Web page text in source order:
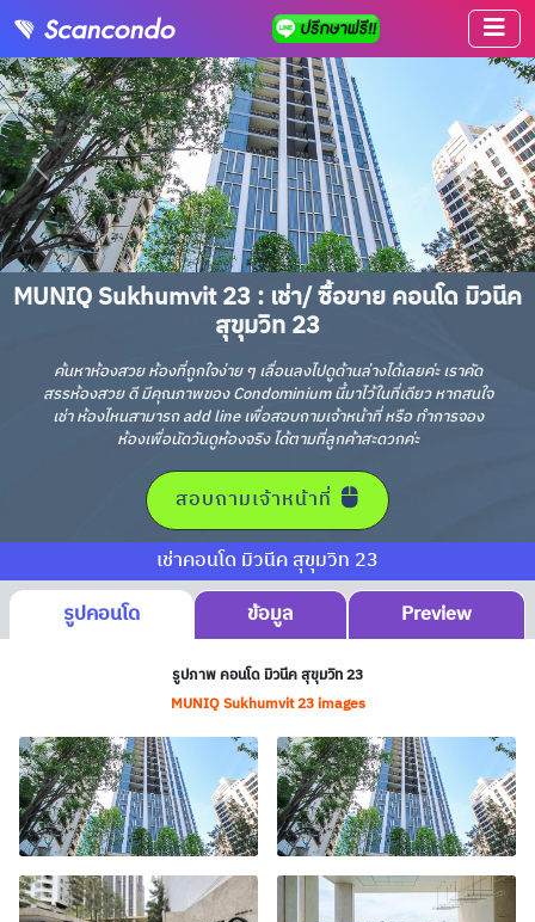
MUNIQ Sukhumvit 23 : เช่า/ ซื้อขาย คอนโด มิวนีค
สุขุมวิท 23
ค้นหาห้องสวย ห้องที่ถูกใจง่าย ๆ เลื่อนลงไปดูด้านล่างได้เลยค่ะ เราคัด
สรรห้องสวย ดี มีคุณภาพของ Condominium นี้มาไว้ในที่เดียว หากสนใจ
เช่า ห้องไหนสามารถ add line เพื่อสอบถามเจ้าหน้าที่ หรือ ทำการจอง
ห้องเพื่อนัดวันดูห้องจริง ได้ตามที่ลูกค้าสะดวกค่ะ
สอบถามเจ้าหน้าที่
เช่าคอนโด มิวนีค สุขุมวิท 23
รูปคอนโด
ข้อมูล Preview
รูปภาพ คอนโด มิวนีค สุขุมวิท 23
MUNIQ Sukhumvit 23 images